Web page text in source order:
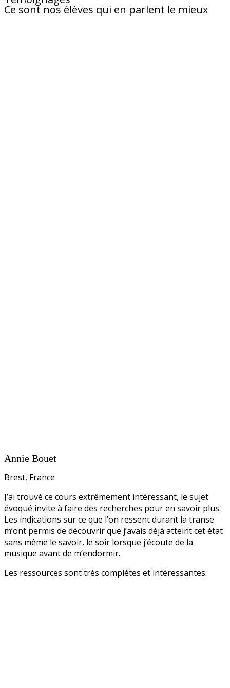
Ce sont nos élèves qui en parlent le mieux
Annie Bouet
Brest, France
J’ai trouvé ce cours extrêmement intéressant, le sujet
évoqué invite à faire des recherches pour en savoir plus.
Les indications sur ce que l’on ressent durant la transe
m’ont permis de découvrir que j’avais déjà atteint cet état
sans même le savoir, le soir lorsque j’écoute de la
musique avant de m’endormir.
Les ressources sont très complètes et intéressantes.